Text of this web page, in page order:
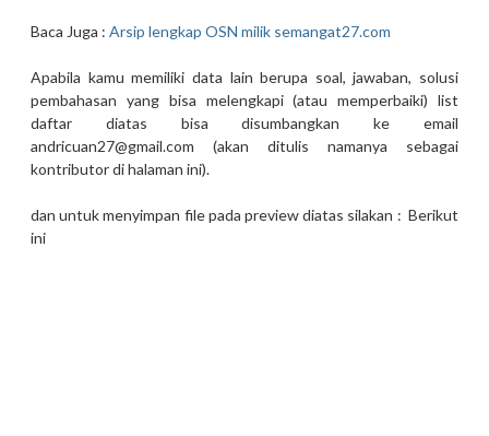
Baca Juga : Arsip lengkap OSN milik semangat27.com
Apabila kamu memiliki data lain berupa soal, jawaban, solusi
pembahasan yang bisa melengkapi (atau memperbaiki) list
daftar diatas bisa disumbangkan ke email
andricuan27@gmail.com (akan ditulis namanya sebagai
kontributor di halaman ini).
dan untuk menyimpan file pada preview diatas silakan : Berikut
ini